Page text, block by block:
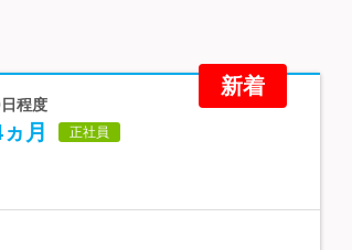
新着
程度
月 正社員